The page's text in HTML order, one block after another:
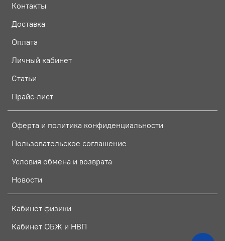
Контакты
Доставка
Оплата
Личный кабинет
Статьи
Прайс-лист
Оферта и политика конфиденциальности
Пользовательское соглашение
Условия обмена и возврата
Новости
Кабинет физики
Кабинет ОБЖ и НВП